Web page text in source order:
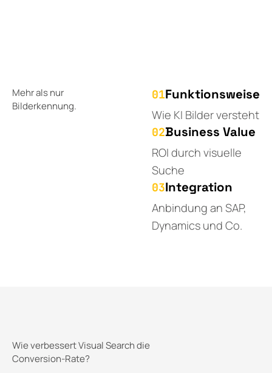
Mehr als nur
Bilderkennung.
01Funktionsweise
Wie KI Bilder versteht
02Business Value
ROI durch visuelle
Suche
03Integration
Anbindung an SAP,
Dynamics und Co.
Wie verbessert Visual Search die
Conversion-Rate?